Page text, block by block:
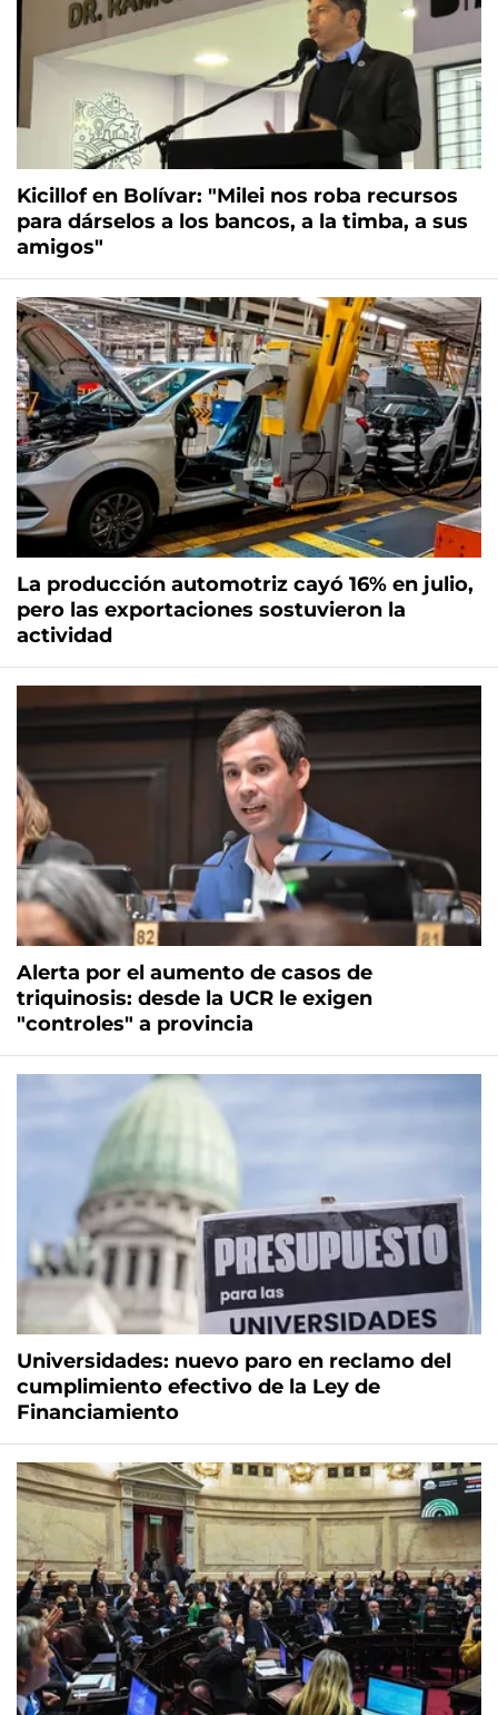
Kicillof en Bolívar: "Milei nos roba recursos
para dárselos a los bancos, a la timba, a sus
amigos"
La producción automotriz cayó 16% en julio,
pero las exportaciones sostuvieron la
actividad
Alerta por el aumento de casos de
triquinosis: desde la UCR le exigen
"controles" a provincia
Universidades: nuevo paro en reclamo del
cumplimiento efectivo de la Ley de
Financiamiento